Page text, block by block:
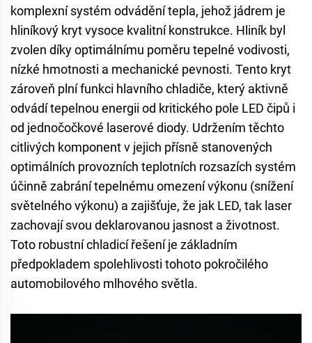
komplexní systém odvádění tepla, jehož jádrem je
hliníkový kryt vysoce kvalitní konstrukce. Hliník byl
zvolen díky optimálnímu poměru tepelné vodivosti,
nízké hmotnosti a mechanické pevnosti. Tento kryt
zároveň plní funkci hlavního chladiče, který aktivně
odvádí tepelnou energii od kritického pole LED čipů i
od jednočočkové laserové diody. Udržením těchto
citlivých komponent v jejich přísně stanovených
optimálních provozních teplotních rozsazích systém
účinně zabrání tepelnému omezení výkonu (snížení
světelného výkonu) a zajišťuje, že jak LED, tak laser
zachovají svou deklarovanou jasnost a životnost.
Toto robustní chladicí řešení je základním
předpokladem spolehlivosti tohoto pokročilého
automobilového mlhového světla.